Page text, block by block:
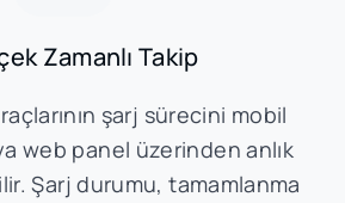
Zamanlı Takip
şarj sürecini mobil
web panel üzerinden anlık
Şarj durumu, tamamlanma